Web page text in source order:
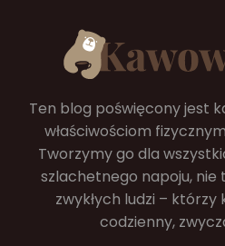
Ten blog poświęcony jest
właściwościom
Tworzymy go dla
szlachetnego napoju, nie
zwykłych ludzi –
codzienny,